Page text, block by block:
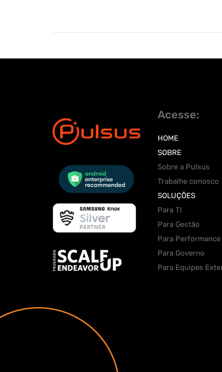
Acesse:
HOME
SOBRE
Sobre a Pulsus
Trabalhe conosco
SOLUÇÕES
Para TI
Para Gestão
Para Performance
Para Governo
Para Equipes